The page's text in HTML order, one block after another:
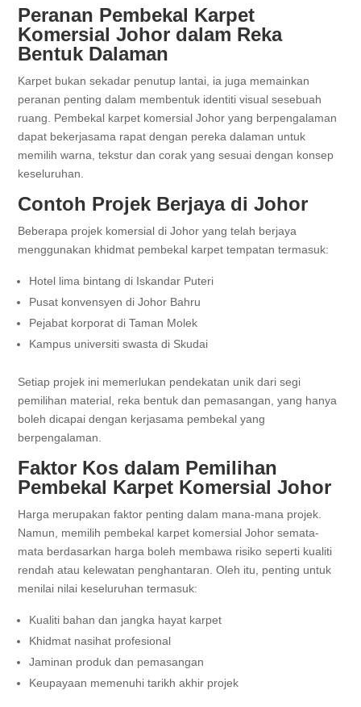
Peranan Pembekal Karpet
Komersial Johor dalam Reka
Bentuk Dalaman
Karpet bukan sekadar penutup lantai, ia juga memainkan
peranan penting dalam membentuk identiti visual sesebuah
ruang. Pembekal karpet komersial Johor yang berpengalaman
dapat bekerjasama rapat dengan pereka dalaman untuk
memilih warna, tekstur dan corak yang sesuai dengan konsep
keseluruhan.
Contoh Projek Berjaya di Johor
Beberapa projek komersial di Johor yang telah berjaya
menggunakan khidmat pembekal karpet tempatan termasuk:
Hotel lima bintang di Iskandar Puteri
Pusat konvensyen di Johor Bahru
Pejabat korporat di Taman Molek
Kampus universiti swasta di Skudai
Setiap projek ini memerlukan pendekatan unik dari segi
pemilihan material, reka bentuk dan pemasangan, yang hanya
boleh dicapai dengan kerjasama pembekal yang
berpengalaman.
Faktor Kos dalam Pemilihan
Pembekal Karpet Komersial Johor
Harga merupakan faktor penting dalam mana-mana projek.
Namun, memilih pembekal karpet komersial Johor semata-
mata berdasarkan harga boleh membawa risiko seperti kualiti
rendah atau kelewatan penghantaran. Oleh itu, penting untuk
menilai nilai keseluruhan termasuk:
Kualiti bahan dan jangka hayat karpet
Khidmat nasihat profesional
Jaminan produk dan pemasangan
Keupayaan memenuhi tarikh akhir projek